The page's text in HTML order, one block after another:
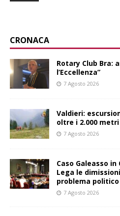
CRONACA
Rotary Club Bra:
l’Eccellenza”
7 Agosto 2026
Valdieri:
oltre i 2.000 metri
7 Agosto 2026
Caso Galeasso
Lega le
problema politico
7 Agosto 2026